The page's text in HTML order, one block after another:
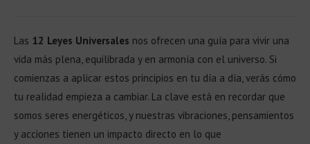
Las 12 Leyes Universales nos ofrecen una guía para vivir una
vida más plena, equilibrada y en armonía con el universo. Si
comienzas a aplicar estos principios en tu día a día, verás cómo
tu realidad empieza a cambiar. La clave está en recordar que
somos seres energéticos, y nuestras vibraciones, pensamientos
y acciones tienen un impacto directo en lo que